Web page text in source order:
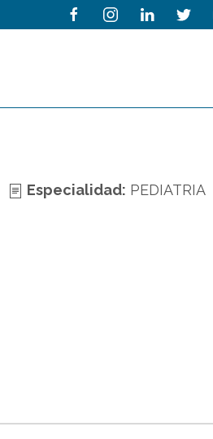
Especialidad: PEDIATRIA